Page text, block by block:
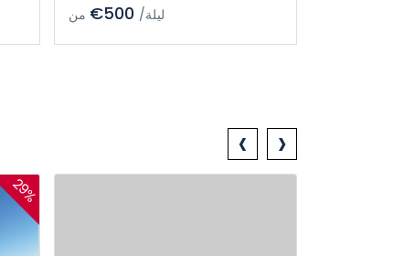
من €500 /ليلة
29%
‹ ›